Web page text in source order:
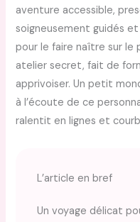
aventure accessible,
soigneusement guidés
pour le faire naître sur le
atelier secret, fait de
apprivoiser. Un petit
à l’écoute de ce
ralentit en lignes et
L’article en bref
Un voyage délicat